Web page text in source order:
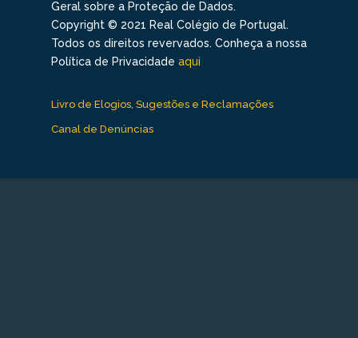
Geral sobre a Proteção de Dados.
Copyright © 2021 Real Colégio de Portugal.
Todos os direitos revervados. Conheça a nossa
Política de Privacidade aqui
Livro de Elogios, Sugestões e Reclamações
Canal de Denúncias